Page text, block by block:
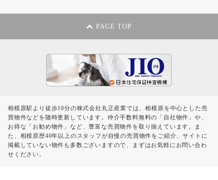
PAGE TOP
相模原駅より徒歩10分の株式会社丸正産業では、相模原を中心とした売
買物件などを随時更新しています。仲介手数料無料の「自社物件」や、
お得な「お勧め物件」など、豊富な売買物件を取り揃えています。ま
た、相模原歴40年以上のスタッフが自慢の売買物件をご紹介、サイトに
掲載していない物件も多数ございますので、まずはお気軽にお問い合わ
せください。